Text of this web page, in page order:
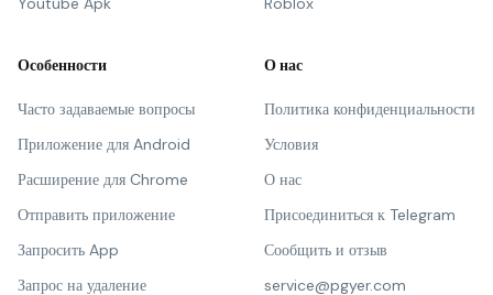
Особенности
Часто задаваемые вопросы
Приложение для Android
Расширение для Chrome
Отправить приложение
Запросить App
Запрос на удаление
О нас
Политика конфиденциальности
Условия
О нас
Присоединиться к Telegram
Сообщить и отзыв
service@pgyer.com